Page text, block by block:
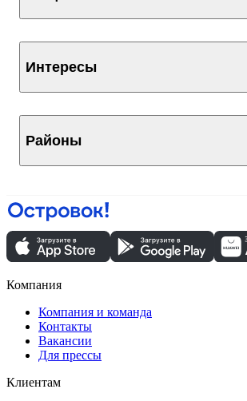
Интересы
Районы
Компания
Компания и команда
Контакты
Вакансии
Для прессы
Клиентам